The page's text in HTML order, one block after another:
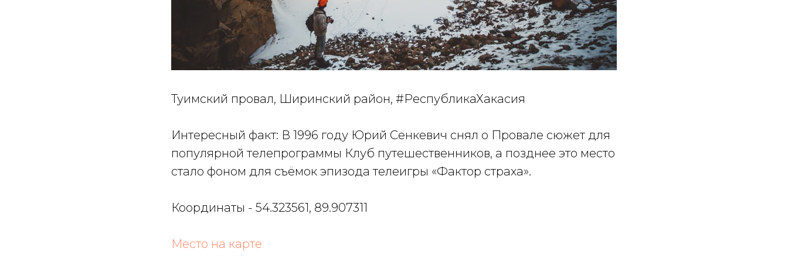
Туимский провал, Ширинский район, #РеспубликаХакасия
Интересный факт: В 1996 году Юрий Сенкевич снял о Провале сюжет для
популярной телепрограммы Клуб путешественников, а позднее это место
стало фоном для съёмок эпизода телеигры «Фактор страха».
Координаты - 54.323561, 89.907311
Место на карте